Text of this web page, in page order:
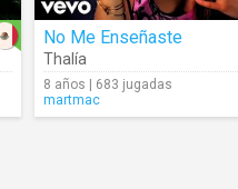
No Me Enseñaste
Thalía
8 años | 683 jugadas
martmac